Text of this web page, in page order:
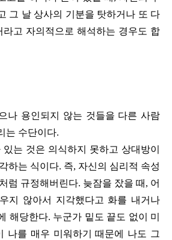
그 날 상사의 기분을 탓하거나 또 다
고 자의적으로 해석하는 경우도 합
나 용인되지 않는 것들을 다른 사람
는 수단이다.
는 것은 의식하지 못하고 상대방이
하는 식이다. 즉, 자신의 심리적 속성
럼 규정해버린다. 늦잠을 잤을 때, 어
지 않아서 지각했다고 화를 내거나
해당한다. 누군가 밑도 끝도 없이 미
나를 매우 미워하기 때문에 나도 그